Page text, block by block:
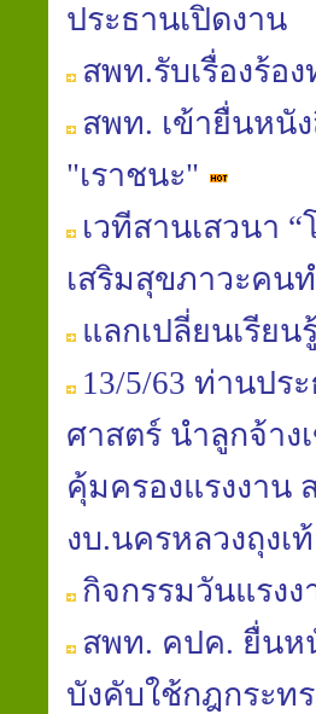
ประธานเปิดงาน
สพท.รับเรื่องร้อ
สพท. เข้ายื่นหนั
"เราชนะ"
เวทีสานเสวนา
เสริมสุขภาวะคน
แลกเปลี่ยนเรีย
13/5/63 ท่านป
ศาสตร์ นำลูกจ้าง
คุ้มครองแรงงาน
งบ.นครหลวงถุง
กิจกรรมวันแรง
สพท. คปค. ยื่นห
บังคับใช้กฎกระท